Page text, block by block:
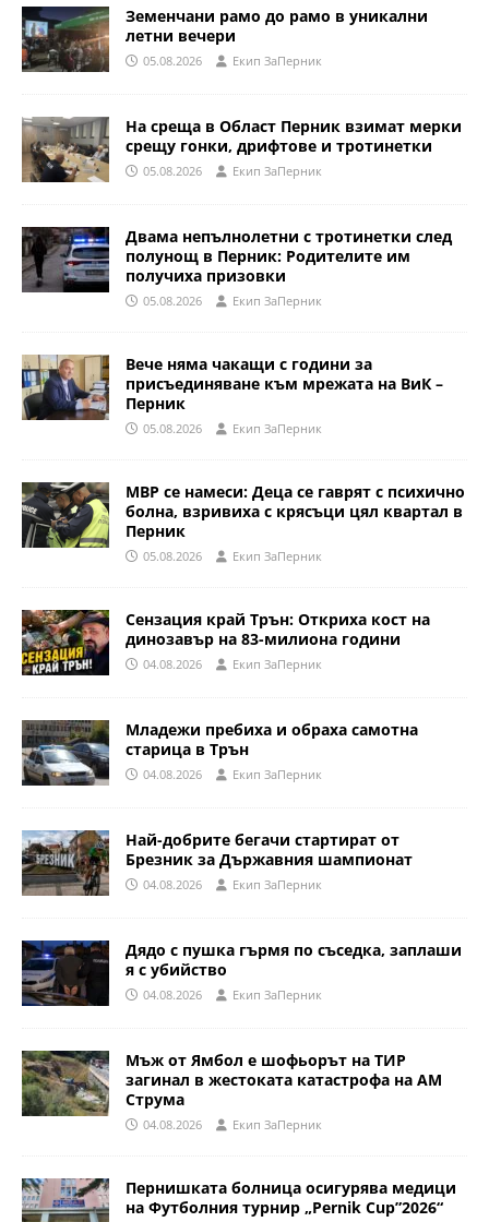
Земенчани рамо до рамо в уникални
летни вечери
05.08.2026 Eкип ЗаПерник
На среща в Област Перник взимат мерки
срещу гонки, дрифтове и тротинетки
05.08.2026 Eкип ЗаПерник
Двама непълнолетни с тротинетки след
полунощ в Перник: Родителите им
получиха призовки
05.08.2026 Eкип ЗаПерник
Вече няма чакащи с години за
присъединяване към мрежата на ВиК –
Перник
05.08.2026 Eкип ЗаПерник
МВР се намеси: Деца се гаврят с психично
болна, взривиха с крясъци цял квартал в
Перник
05.08.2026 Eкип ЗаПерник
Сензация край Трън: Откриха кост на
динозавър на 83-милиона години
04.08.2026 Eкип ЗаПерник
Младежи пребиха и обраха самотна
старица в Трън
04.08.2026 Eкип ЗаПерник
Най-добрите бегачи стартират от
Брезник за Държавния шампионат
04.08.2026 Eкип ЗаПерник
Дядо с пушка гърмя по съседка, заплаши
я с убийство
04.08.2026 Eкип ЗаПерник
Мъж от Ямбол е шофьорът на ТИР
загинал в жестоката катастрофа на АМ
Струма
04.08.2026 Eкип ЗаПерник
Пернишката болница осигурява медици
на Футболния турнир „Pernik Cup”2026“